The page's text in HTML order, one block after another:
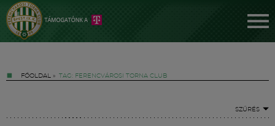
FŐOLDAL » TAG: FERENCVÁROSI TORNA CLUB
SZŰRÉS